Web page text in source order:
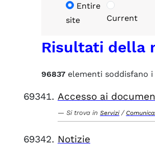
Entire
site
Current
Risultati della
96837 elementi soddisfano
Accesso ai
Si trova in Servizi /
Notizie